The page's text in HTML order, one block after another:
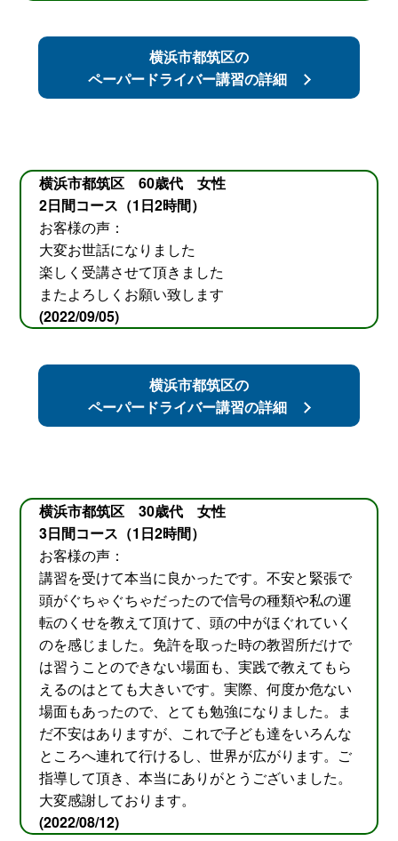
横浜市都筑区の
ペーパードライバー講習の詳細
横浜市都筑区 60歳代 女性
2日間コース（1日2時間）
お客様の声：
大変お世話になりました
楽しく受講させて頂きました
またよろしくお願い致します
(2022/09/05)
横浜市都筑区の
ペーパードライバー講習の詳細
横浜市都筑区 30歳代 女性
3日間コース（1日2時間）
お客様の声：
講習を受けて本当に良かったです。不安と緊張で
頭がぐちゃぐちゃだったので信号の種類や私の運
転のくせを教えて頂けて、頭の中がほぐれていく
のを感じました。免許を取った時の教習所だけで
は習うことのできない場面も、実践で教えてもら
えるのはとても大きいです。実際、何度か危ない
場面もあったので、とても勉強になりました。ま
だ不安はありますが、これで子ども達をいろんな
ところへ連れて行けるし、世界が広がります。ご
指導して頂き、本当にありがとうございました。
大変感謝しております。
(2022/08/12)